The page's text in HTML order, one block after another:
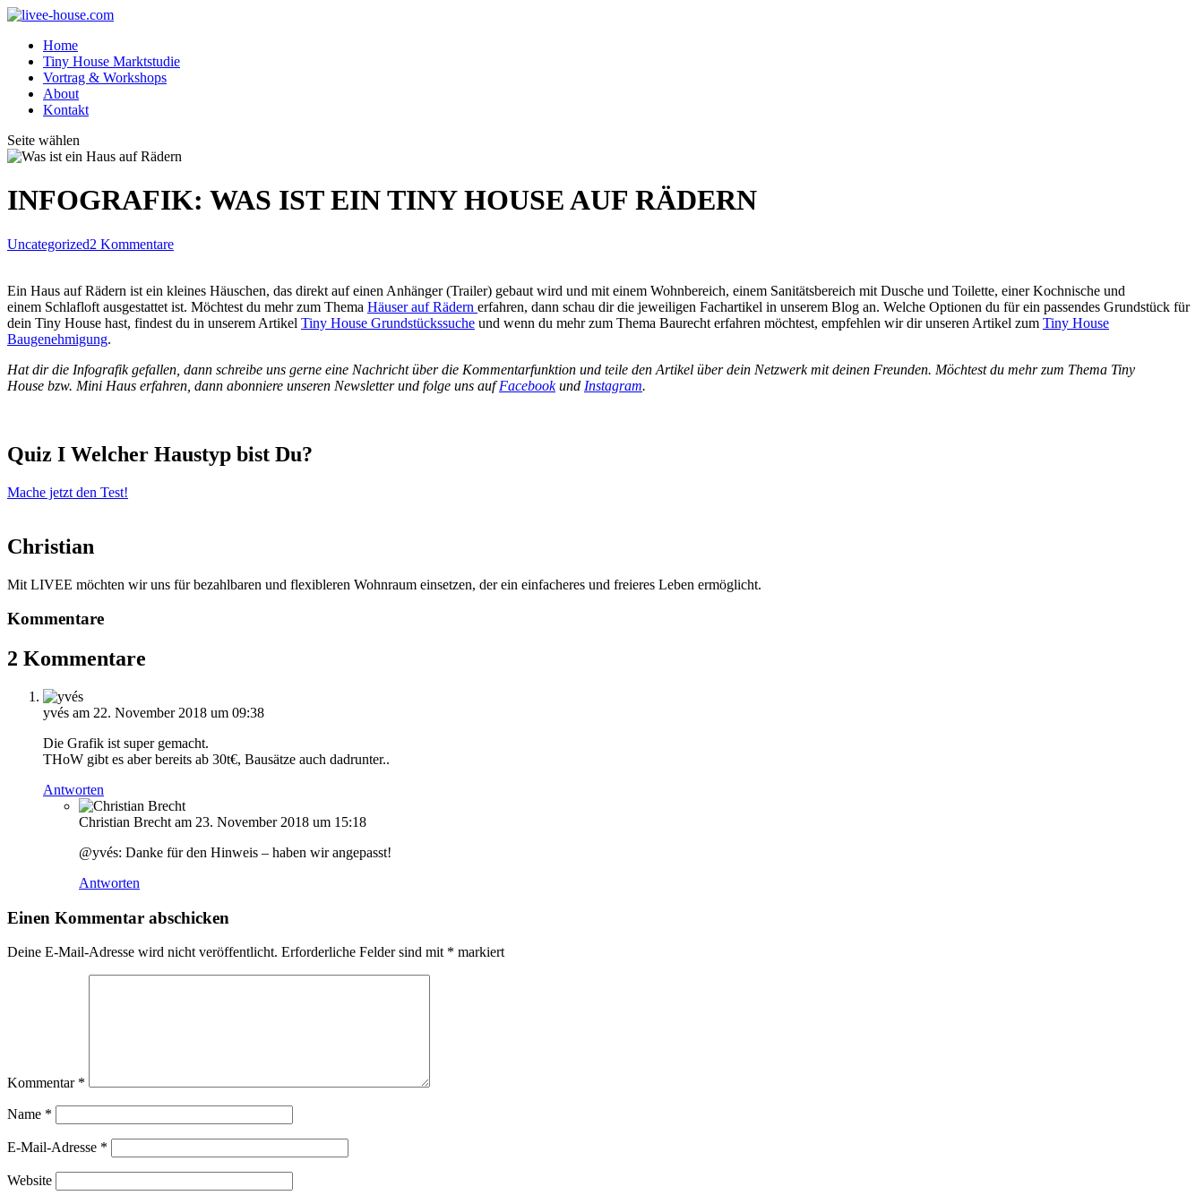
Home
Tiny House Marktstudie
Vortrag & Workshops
About
Kontakt
Seite wählen
INFOGRAFIK: WAS IST EIN TINY HOUSE AUF RÄDERN
Uncategorized2 Kommentare
Ein Haus auf Rädern ist ein kleines Häuschen, das direkt auf einen Anhänger (Trailer) gebaut wird und mit einem Wohnbereich, einem Sanitätsbereich mit Dusche und Toilette, einer Kochnische und
einem Schlafloft ausgestattet ist. Möchtest du mehr zum Thema Häuser auf Rädern erfahren, dann schau dir die jeweiligen Fachartikel in unserem Blog an. Welche Optionen du für ein passendes Grundstück für
dein Tiny House hast, findest du in unserem Artikel Tiny House Grundstückssuche und wenn du mehr zum Thema Baurecht erfahren möchtest, empfehlen wir dir unseren Artikel zum Tiny House
Baugenehmigung.
Hat dir die Infografik gefallen, dann schreibe uns gerne eine Nachricht über die Kommentarfunktion und teile den Artikel über dein Netzwerk mit deinen Freunden. Möchtest du mehr zum Thema Tiny
House bzw. Mini Haus erfahren, dann abonniere unseren Newsletterund folge uns aufFacebook und Instagram.
Quiz I Welcher Haustyp bist Du?
Mache jetzt den Test!
Christian
Mit LIVEE möchten wir uns für bezahlbaren und flexibleren Wohnraum einsetzen, der ein einfacheres und freieres Leben ermöglicht.
Kommentare
2 Kommentare
yvés am 22. November 2018 um 09:38
Die Grafik ist super gemacht.
THoW gibt es aber bereits ab 30t€, Bausätze auch dadrunter..
Antworten
Christian Brecht am 23. November 2018 um 15:18
@yvés: Danke für den Hinweis – haben wir angepasst!
Antworten
Einen Kommentar abschicken
Deine E-Mail-Adresse wird nicht veröffentlicht. Erforderliche Felder sind mit * markiert
Kommentar *
Name *
E-Mail-Adresse *
Website